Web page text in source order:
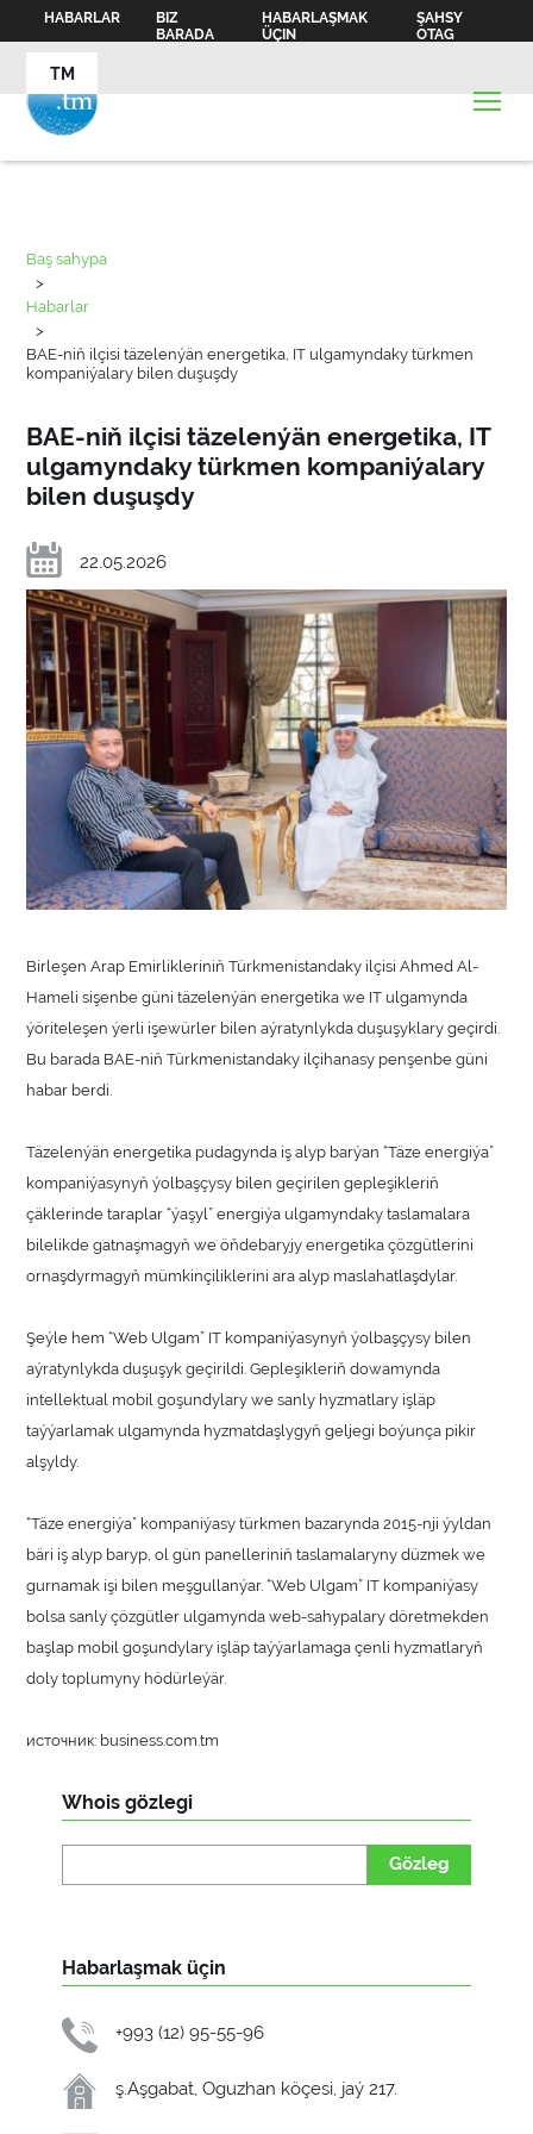
HABARLAR
BIZ
BARADA
HABARLAŞMAK
ÜÇIN
ŞAHSY
OTAG
TM
Baş sahypa
>
Habarlar
>
BAE-niň ilçisi täzelenýän energetika, IT ulgamyndaky türkmen
kompaniýalary bilen duşuşdy
BAE-niň ilçisi täzelenýän energetika, IT
ulgamyndaky türkmen kompaniýalary
bilen duşuşdy
22.05.2026
Birleşen Arap Emirlikleriniň Türkmenistandaky ilçisi Ahmed Al-
Hameli sişenbe güni täzelenýän energetika we IT ulgamynda
ýöriteleşen ýerli işewürler bilen aýratynlykda duşuşyklary geçirdi.
Bu barada BAE-niň Türkmenistandaky ilçihanasy penşenbe güni
habar berdi.
Täzelenýän energetika pudagynda iş alyp barýan “Täze energiýa”
kompaniýasynyň ýolbaşçysy bilen geçirilen gepleşikleriň
çäklerinde taraplar “ýaşyl” energiýa ulgamyndaky taslamalara
bilelikde gatnaşmagyň we öňdebaryjy energetika çözgütlerini
ornaşdyrmagyň mümkinçiliklerini ara alyp maslahatlaşdylar.
Şeýle hem “Web Ulgam” IT kompaniýasynyň ýolbaşçysy bilen
aýratynlykda duşuşyk geçirildi. Gepleşikleriň dowamynda
intellektual mobil goşundylary we sanly hyzmatlary işläp
taýýarlamak ulgamynda hyzmatdaşlygyň geljegi boýunça pikir
alşyldy.
“Täze energiýa” kompaniýasy türkmen bazarynda 2015-nji ýyldan
bäri iş alyp baryp, ol gün panelleriniň taslamalaryny düzmek we
gurnamak işi bilen meşgullanýar. “Web Ulgam” IT kompaniýasy
bolsa sanly çözgütler ulgamynda web-sahypalary döretmekden
başlap mobil goşundylary işläp taýýarlamaga çenli hyzmatlaryň
doly toplumyny hödürleýär.
источник: business.com.tm
Whois gözlegi
Gözleg
Habarlaşmak üçin
+993 (12) 95-55-96
ş.Aşgabat, Oguzhan köçesi, jaý 217.